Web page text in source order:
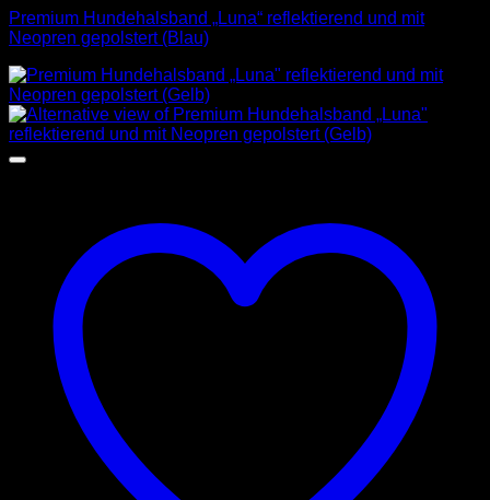
Premium Hundehalsband „Luna“ reflektierend und mit
Neopren gepolstert (Blau)